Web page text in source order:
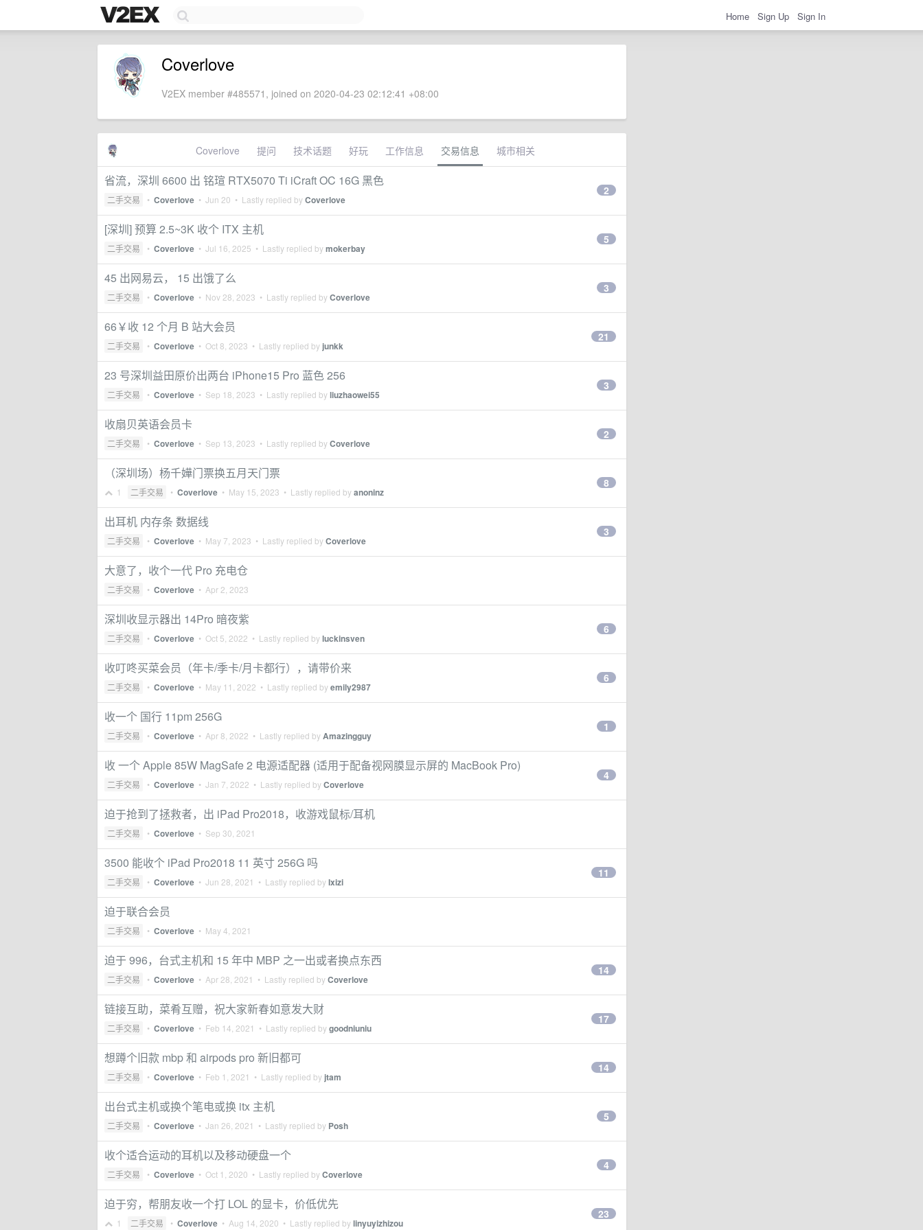
Home Sign Up Sign In
Coverlove
V2EX member #485571, joined on 2020-04-23 02:12:41 +08:00
Coverlove 提问 技术话题 好玩 工作信息 交易信息 城市相关
省流，深圳 6600 出 铭瑄 RTX5070 Ti iCraft OC 16G 黑色
二手交易 • Coverlove • Jun 20 • Lastly replied byCoverlove
2
[深圳] 预算 2.5~3K 收个 ITX 主机
二手交易 • Coverlove • Jul 16, 2025 • Lastly replied bymokerbay
5
45 出网易云， 15 出饿了么
二手交易 • Coverlove • Nov 28, 2023 • Lastly replied byCoverlove
3
66￥收 12 个月 B 站大会员
二手交易 • Coverlove • Oct 8, 2023 • Lastly replied by junkk
21
23 号深圳益田原价出两台 iPhone15 Pro 蓝色 256
二手交易 • Coverlove • Sep 18, 2023 • Lastly replied byliuzhaowei55
3
收扇贝英语会员卡
二手交易 • Coverlove • Sep 13, 2023 • Lastly replied byCoverlove
2
（深圳场）杨千嬅门票换五月天门票
1 二手交易 • Coverlove • May 15, 2023 • Lastly replied byanoninz
8
出耳机 内存条 数据线
二手交易 • Coverlove • May 7, 2023 • Lastly replied byCoverlove
3
大意了，收个一代 Pro 充电仓
二手交易 • Coverlove • Apr 2, 2023
深圳收显示器出 14Pro 暗夜紫
二手交易 • Coverlove • Oct 5, 2022 • Lastly replied byluckinsven
6
收叮咚买菜会员（年卡/季卡/月卡都行），请带价来
二手交易 • Coverlove • May 11, 2022 • Lastly replied byemily2987
6
收一个 国行 11pm 256G
二手交易 • Coverlove • Apr 8, 2022 • Lastly replied byAmazingguy
1
收 一个 Apple 85W MagSafe 2 电源适配器 (适用于配备视网膜显示屏的 MacBook Pro)
二手交易 • Coverlove • Jan 7, 2022 • Lastly replied byCoverlove
4
迫于抢到了拯救者，出 iPad Pro2018，收游戏鼠标/耳机
二手交易 • Coverlove • Sep 30, 2021
3500 能收个 iPad Pro2018 11 英寸 256G 吗
二手交易 • Coverlove • Jun 28, 2021 • Lastly replied byIxizi
11
迫于联合会员
二手交易 • Coverlove • May 4, 2021
迫于 996，台式主机和 15 年中 MBP 之一出或者换点东西
二手交易 • Coverlove • Apr 28, 2021 • Lastly replied byCoverlove
14
链接互助，菜肴互赠，祝大家新春如意发大财
二手交易 • Coverlove • Feb 14, 2021 • Lastly replied bygoodniuniu
17
想蹲个旧款 mbp 和 airpods pro 新旧都可
二手交易 • Coverlove • Feb 1, 2021 • Lastly replied by jtam
14
出台式主机或换个笔电或换 itx 主机
二手交易 • Coverlove • Jan 26, 2021 • Lastly replied by Posh
5
收个适合运动的耳机以及移动硬盘一个
二手交易 • Coverlove • Oct 1, 2020 • Lastly replied byCoverlove
4
迫于穷，帮朋友收一个打 LOL 的显卡，价低优先
1 二手交易 • Coverlove • Aug 14, 2020 • Lastly replied bylinyuyizhizou
23